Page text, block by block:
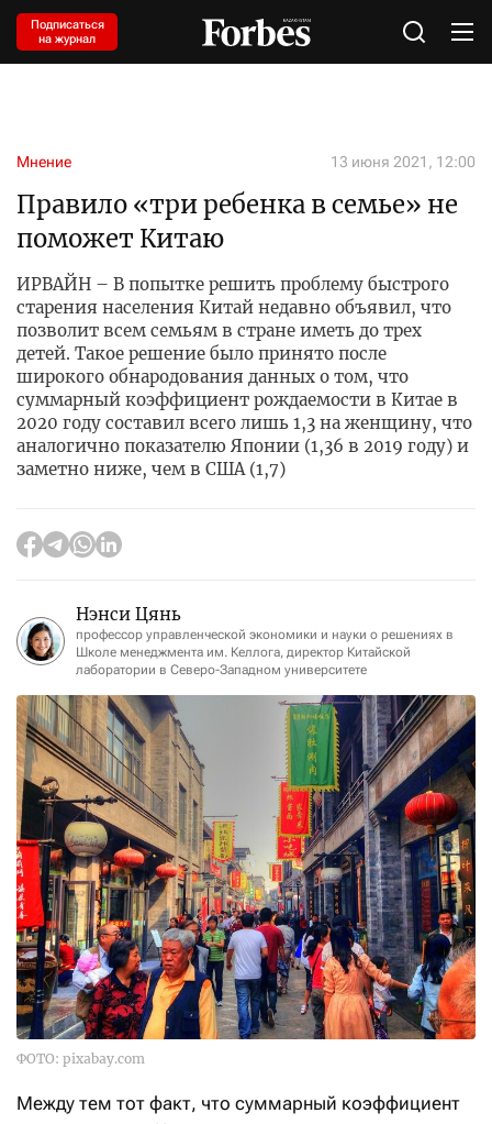
Подписаться
на журнал
Мнение 13 июня 2021, 12:00
Правило «три ребенка в семье» не
поможет Китаю
ИРВАЙН – В попытке решить проблему быстрого
старения населения Китай недавно объявил, что
позволит всем семьям в стране иметь до трех
детей. Такое решение было принято после
широкого обнародования данных о том, что
суммарный коэффициент рождаемости в Китае в
2020 году составил всего лишь 1,3 на женщину, что
аналогично показателю Японии (1,36 в 2019 году) и
заметно ниже, чем в США (1,7)
Нэнси Цянь
профессор управленческой экономики и науки о решениях в
Школе менеджмента им. Келлога, директор Китайской
лаборатории в Северо-Западном университете
ФОТО: pixabay.com
Между тем тот факт, что суммарный коэффициент